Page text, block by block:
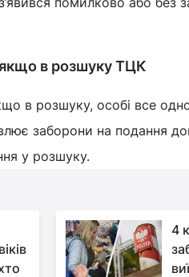
в розшуку ТЦК
в розшуку, особі все
заборони на подання
у розшуку.
4